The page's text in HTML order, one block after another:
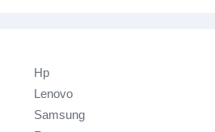
Hp
Lenovo
Samsung